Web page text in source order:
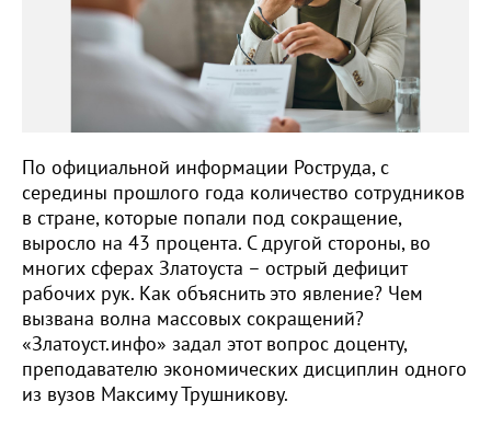
По официальной информации Роструда, с
середины прошлого года количество сотрудников
в стране, которые попали под сокращение,
выросло на 43 процента. С другой стороны, во
многих сферах Златоуста – острый дефицит
рабочих рук. Как объяснить это явление? Чем
вызвана волна массовых сокращений?
«Златоуст.инфо» задал этот вопрос доценту,
преподавателю экономических дисциплин одного
из вузов Максиму Трушникову.